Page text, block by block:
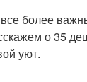
более
о 35
уют.